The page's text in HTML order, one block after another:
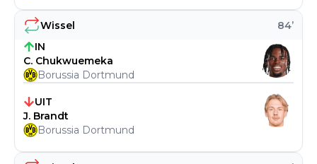
Wissel 84’
IN
C. Chukwuemeka
Borussia Dortmund
UIT
J. Brandt
Borussia Dortmund